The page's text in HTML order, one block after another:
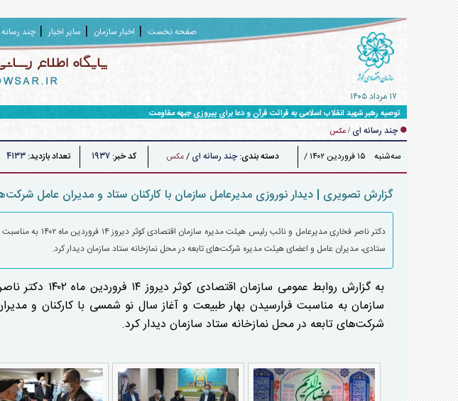
صفحه نخست اخبار سازمان سایر اخبار چند
۱۷ مرداد ۱۴۰۵
توصیه رهبر شهید انقلاب اسلامی به قرائت قرآن و دعا برای پیروزی جبهه مقاومت
چند رسانه ای / عکس
سه‌شنبه ۱۵ فروردين ۱۴۰۲ /
دسته بندی: چند رسانه ای /عکس کد خبر:۱۹۳۷ تعداد بازدید: ۴۱۳۳
گزارش تصویری | دیدار نوروزی مدیرعامل سازمان با کارکنان ستاد و مدیران عامل
دکتر ناصر فخاری
ستادی، مدیران عامل و اعضای هیئت مدیره شرکت‌های تابعه در محل نمازخانه ستاد سازمان دیدار کرد.
به گزارش روابط
سازمان به مناسبت فرارسیدن بهار طبیعت و آغاز سال نو شمسی با کارکنان و
شرکت‌های تابعه در محل نمازخانه ستاد سازمان دیدار کرد.